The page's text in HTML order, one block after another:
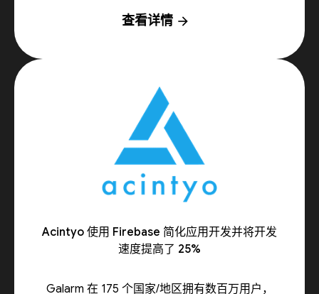
查看详情 arrow_forward
Acintyo 使用 Firebase 简化应用开发并将开发
速度提高了 25%
Galarm 在 175 个国家/地区拥有数百万用户，